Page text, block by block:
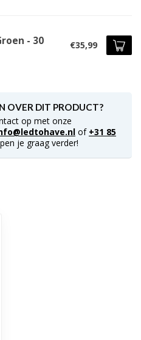
- 30 €35,99
OVER DIT PRODUCT?
op met onze
of +31 85
je graag verder!